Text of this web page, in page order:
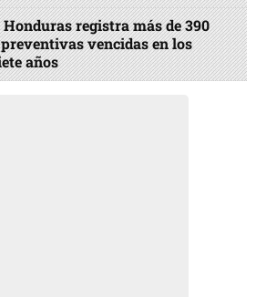
Honduras registra más de 390
vencidas en los
años